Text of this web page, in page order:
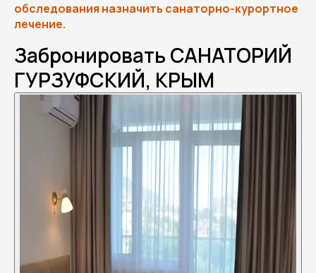
обследования назначить санаторно-курортное
лечение.
Забронировать САНАТОРИЙ
ГУРЗУФСКИЙ, КРЫМ